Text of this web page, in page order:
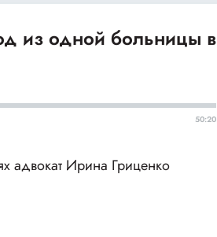
из одной больницы в
50:20
адвокат Ирина Гриценко